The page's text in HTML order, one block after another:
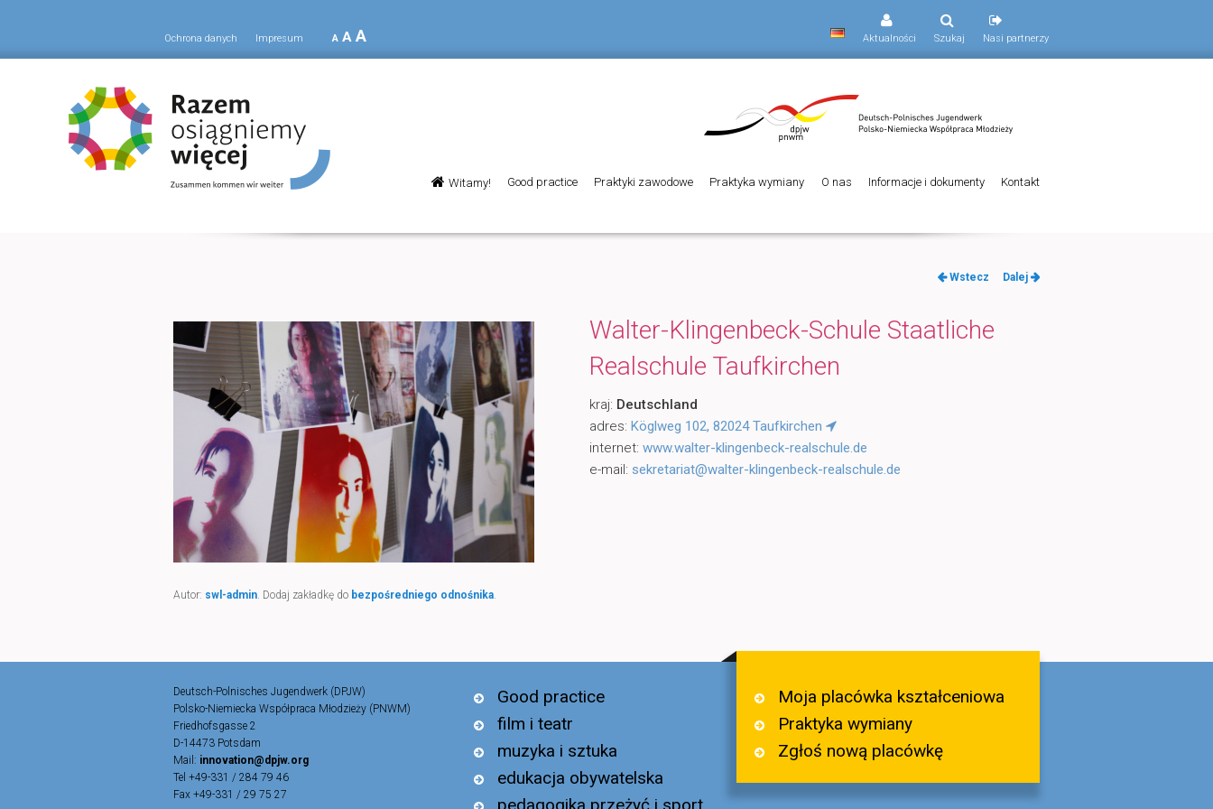
Ochrona danych Impresum A A A Aktualności Szukaj Nasi partnerzy
główne
Przeskocz
Witamy! Good practice Praktyki zawodowe Praktyka wymiany O nas Informacje i dokumenty Kontakt
Nawigacja
wpisach
Wstecz Dalej
Walter-Klingenbeck-Schule Staatliche
Realschule Taufkirchen
kraj: Deutschland
adres: Köglweg 102, 82024 Taufkirchen
internet: www.walter-klingenbeck-realschule.de
e-mail: sekretariat@walter-klingenbeck-realschule.de
Autor: swl-admin . Dodaj zakładkę do bezpośredniego odnośnika
Deutsch-Polnisches Jugendwerk (DPJW)
Polsko-Niemiecka Współpraca Młodzieży (PNWM)
Friedhofsgasse 2
D-14473 Potsdam
Mail: innovation@dpjw.org
Tel +49-331 / 284 79 46
Fax +49-331 / 29 75 27
Good practice
film i teatr
muzyka i sztuka
edukacja obywatelska
Moja placówka kształceniowa
Praktyka wymiany
Zgłoś nową placówkę